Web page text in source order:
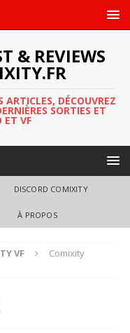
& REVIEWS
DÉCOUVREZ
SORTIES ET
ET VF
DISCORD COMIXITY
À PROPOS
VF
Comixity